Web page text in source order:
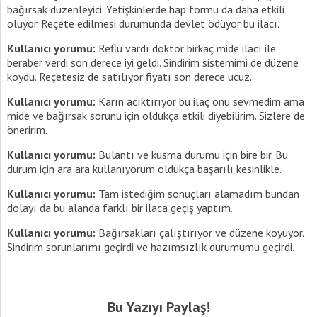
bağırsak düzenleyici. Yetişkinlerde hap formu da daha etkili
oluyor. Reçete edilmesi durumunda devlet ödüyor bu ilacı.
Kullanıcı yorumu: Reflü vardı doktor birkaç mide ilacı ile
beraber verdi son derece iyi geldi. Sindirim sistemimi de düzene
koydu. Reçetesiz de satılıyor fiyatı son derece ucuz.
Kullanıcı yorumu: Karın acıktırıyor bu ilaç onu sevmedim ama
mide ve bağırsak sorunu için oldukça etkili diyebilirim. Sizlere de
öneririm.
Kullanıcı yorumu: Bulantı ve kusma durumu için bire bir. Bu
durum için ara ara kullanıyorum oldukça başarılı kesinlikle.
Kullanıcı yorumu: Tam istediğim sonuçları alamadım bundan
dolayı da bu alanda farklı bir ilaca geçiş yaptım.
Kullanıcı yorumu: Bağırsakları çalıştırıyor ve düzene koyuyor.
Sindirim sorunlarımı geçirdi ve hazımsızlık durumumu geçirdi.
Bu Yazıyı Paylaş!